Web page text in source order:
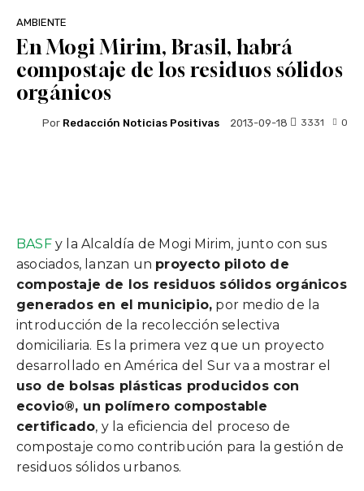
AMBIENTE
En Mogi Mirim, Brasil, habrá
compostaje de los residuos sólidos
orgánicos
Por Redacción Noticias Positivas 2013-09-18 0
3331
BASF y la Alcaldía de Mogi Mirim, junto con sus
asociados, lanzan un proyecto piloto de
compostaje de los residuos sólidos orgánicos
generados en el municipio, por medio de la
introducción de la recolección selectiva
domiciliaria. Es la primera vez que un proyecto
desarrollado en América del Sur va a mostrar el
uso de bolsas plásticas producidos con
ecovio®, un polímero compostable
certificado, y la eficiencia del proceso de
compostaje como contribución para la gestión de
residuos sólidos urbanos.